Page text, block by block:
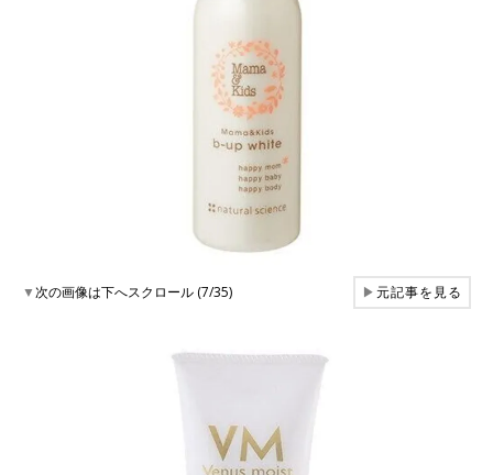
▼次の画像は下へスクロール (7/35) ▶元記事を見る